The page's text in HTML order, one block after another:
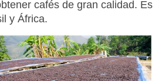
cafés de gran calidad. Es
y África.